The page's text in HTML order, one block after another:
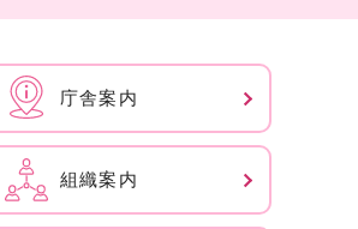
庁舎案内
組織案内